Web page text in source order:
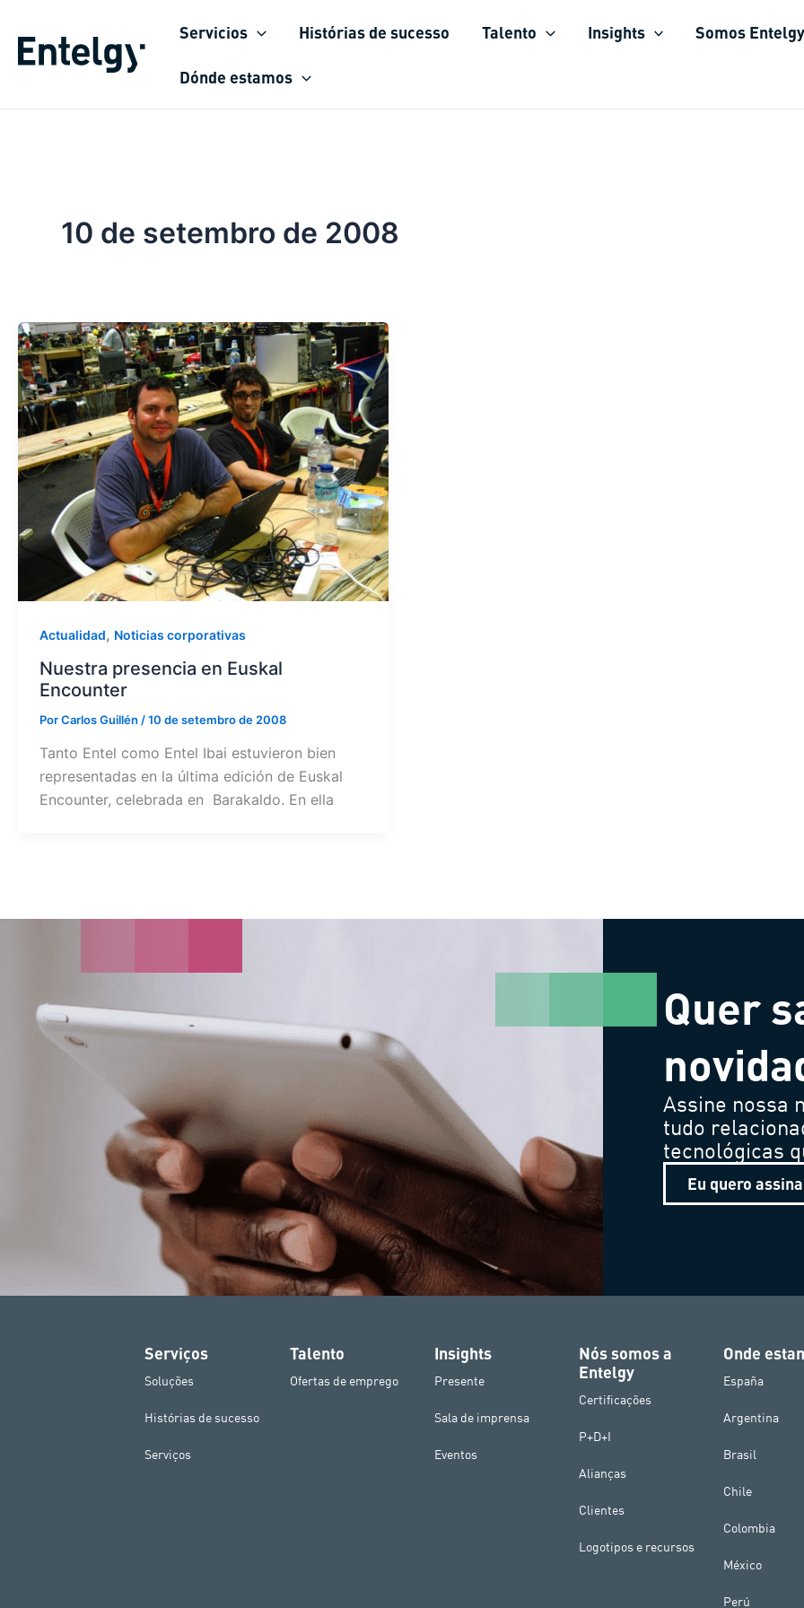
para
Servicios Histórias de sucesso Talento Insights Somos Entelgy
Dónde estamos
10 de setembro de 2008
Actualidad, Noticias corporativas
Nuestra presencia en Euskal
Encounter
PorCarlos Guillén /10 de setembro de 2008
Tanto Entel como Entel Ibai estuvieron bien
representadas en la última edición de Euskal
Encounter, celebrada en Barakaldo. En ella
Quer
Assine nossa
tudo
tecnológicas
Eu quero
Serviços
Soluções
Histórias de sucesso
Serviços
Talento
Ofertas de emprego
Insights
Presente
Sala de imprensa
Eventos
Nós somos a
Entelgy
Certificações
P+D+I
Alianças
Clientes
Logotipos e recursos
Onde
España
Argentina
Brasil
Chile
Colombia
México
Perú